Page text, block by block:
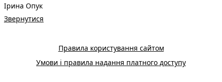
Ірина Опук
Звернутися
Правила користування сайтом
Умови і правила надання платного доступу